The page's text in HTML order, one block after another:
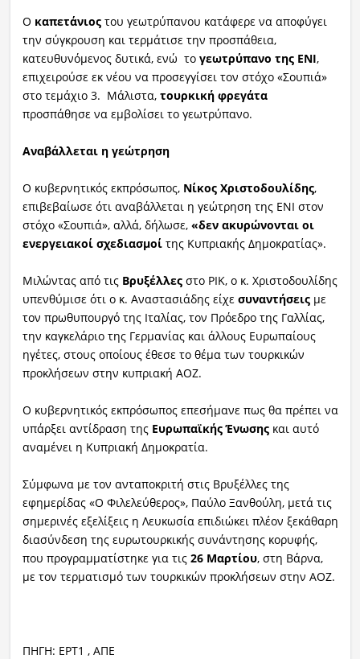
Ο καπετάνιοςτου γεωτρύπανου κατάφερε να αποφύγει
την σύγκρουση και τερμάτισε την προσπάθεια,
κατευθυνόμενος δυτικά, ενώ το γεωτρύπανο της ΕΝΙ,
επιχειρούσε εκ νέου να προσεγγίσει τον στόχο «Σουπιά»
στο τεμάχιο 3. Μάλιστα, τουρκική φρεγάτα
προσπάθησε να εμβολίσει το γεωτρύπανο.
Αναβάλλεται η γεώτρηση
Ο κυβερνητικός εκπρόσωπος, Νίκος Χριστοδουλίδης,
επιβεβαίωσε ότι αναβάλλεται η γεώτρηση της ΕΝΙ στον
στόχο «Σουπιά», αλλά, δήλωσε,«δεν ακυρώνονται οι
ενεργειακοί σχεδιασμοίτης Κυπριακής Δημοκρατίας».
Μιλώντας από τις Βρυξέλλεςστο ΡΙΚ, ο κ. Χριστοδουλίδης
υπενθύμισε ότι ο κ. Αναστασιάδης είχε συναντήσειςμε
τον πρωθυπουργό της Ιταλίας, τον Πρόεδρο της Γαλλίας,
την καγκελάριο της Γερμανίας και άλλους Ευρωπαίους
ηγέτες, στους οποίους έθεσε το θέμα των τουρκικών
προκλήσεων στην κυπριακή ΑΟΖ.
Ο κυβερνητικός εκπρόσωπος επεσήμανε πως θα πρέπει να
υπάρξει αντίδραση της Ευρωπαϊκής Ένωσηςκαι αυτό
αναμένει η Κυπριακή Δημοκρατία.
Σύμφωνα με τον ανταποκριτή στις Βρυξέλλες της
εφημερίδας «Ο Φιλελεύθερος», Παύλο Ξανθούλη, μετά τις
σημερινές εξελίξεις η Λευκωσία επιδιώκει πλέον ξεκάθαρη
διασύνδεση της ευρωτουρκικής συνάντησης κορυφής,
που προγραμματίστηκε για τις 26 Μαρτίου, στη Βάρνα,
με τον τερματισμό των τουρκικών προκλήσεων στην ΑΟΖ.
ΠΗΓΗ: ΕΡΤ1 , ΑΠΕ